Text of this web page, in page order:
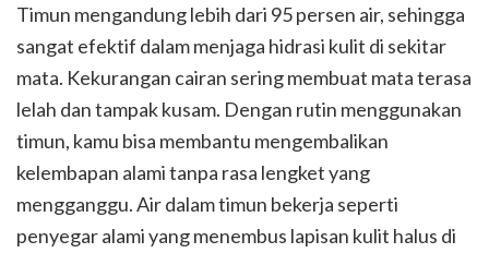
Timun mengandung lebih dari 95 persen air, sehingga
sangat efektif dalam menjaga hidrasi kulit di sekitar
mata. Kekurangan cairan sering membuat mata terasa
lelah dan tampak kusam. Dengan rutin menggunakan
timun, kamu bisa membantu mengembalikan
kelembapan alami tanpa rasa lengket yang
mengganggu. Air dalam timun bekerja seperti
penyegar alami yang menembus lapisan kulit halus di